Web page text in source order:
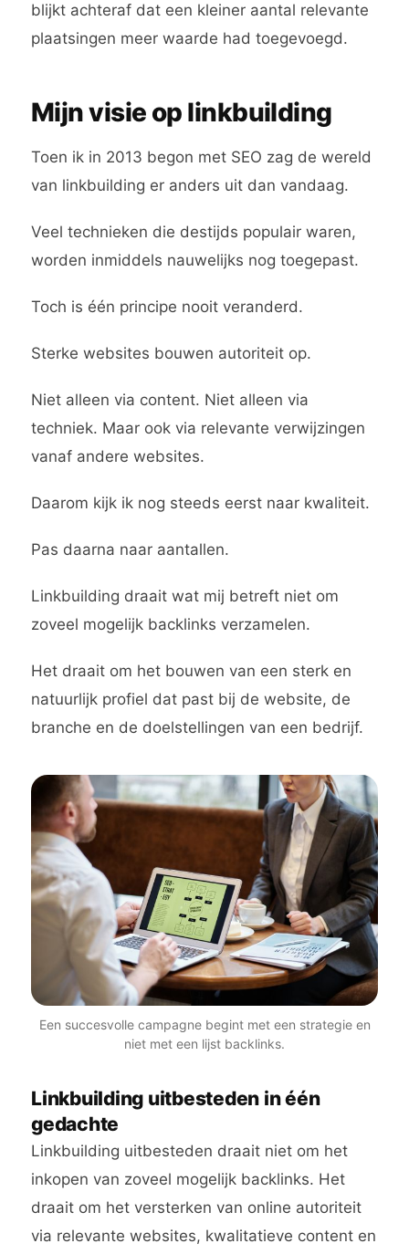
blijkt achteraf dat een kleiner aantal relevante
plaatsingen meer waarde had toegevoegd.
Mijn visie op linkbuilding
Toen ik in 2013 begon met SEO zag de wereld
van linkbuilding er anders uit dan vandaag.
Veel technieken die destijds populair waren,
worden inmiddels nauwelijks nog toegepast.
Toch is één principe nooit veranderd.
Sterke websites bouwen autoriteit op.
Niet alleen via content. Niet alleen via
techniek. Maar ook via relevante verwijzingen
vanaf andere websites.
Daarom kijk ik nog steeds eerst naar kwaliteit.
Pas daarna naar aantallen.
Linkbuilding draait wat mij betreft niet om
zoveel mogelijk backlinks verzamelen.
Het draait om het bouwen van een sterk en
natuurlijk profiel dat past bij de website, de
branche en de doelstellingen van een bedrijf.
Een succesvolle campagne begint met een strategie en
niet met een lijst backlinks.
Linkbuilding uitbesteden in één
gedachte
Linkbuilding uitbesteden draait niet om het
inkopen van zoveel mogelijk backlinks. Het
draait om het versterken van online autoriteit
via relevante websites, kwalitatieve content en